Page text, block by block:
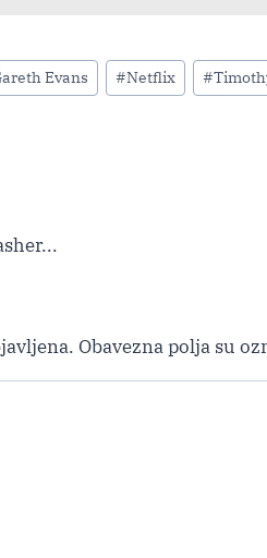
Evans #Netflix #
Obavezna polja su